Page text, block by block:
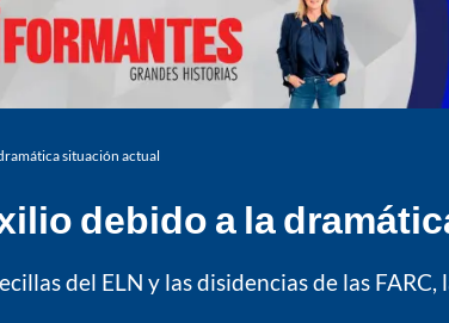
situación actual
debido a la
del ELN y las disidencias de las